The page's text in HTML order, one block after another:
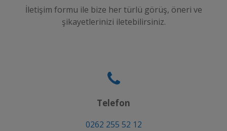
İletişim formu ile bize her türlü görüş, öneri ve
şikayetlerinizi iletebilirsiniz.
Telefon
0262 255 52 12